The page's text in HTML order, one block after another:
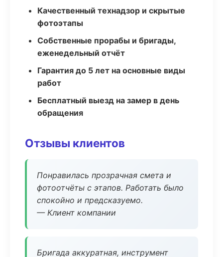
Качественный технадзор и скрытые
фотоэтапы
Собственные прорабы и бригады,
еженедельный отчёт
Гарантия до 5 лет на основные виды
работ
Бесплатный выезд на замер в день
обращения
Отзывы клиентов
Понравилась прозрачная смета и
фотоотчёты с этапов. Работать было
спокойно и предсказуемо.
— Клиент компании
Бригада аккуратная, инструмент